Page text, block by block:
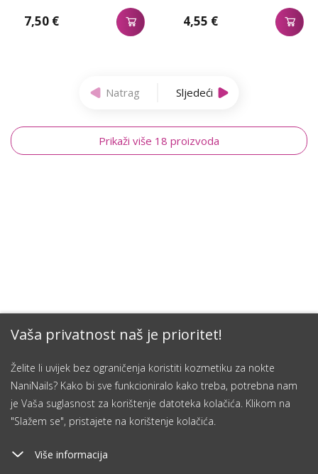
Vaša privatnost naš je prioritet!
Želite li uvijek bez ograničenja koristiti kozmetiku za nokte
NaniNails? Kako bi sve funkcioniralo kako treba, potrebna nam
je Vaša suglasnost za korištenje datoteka kolačića. Klikom na
"Slažem se", pristajete na korištenje kolačića.
Više informacija
7,50 € 4,55 €
Natrag Sljedeći
Prikaži više 18 proizvoda